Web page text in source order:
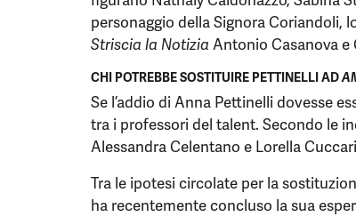
personaggio della Signora Coriandoli,
Striscia la Notizia Antonio Casanova e
CHI POTREBBE SOSTITUIRE PETTINELLI AD
Se l’addio di Anna Pettinelli dovesse
tra i professori del talent. Secondo le
Alessandra Celentano e Lorella
Tra le ipotesi circolate per la
ha recentemente concluso la sua